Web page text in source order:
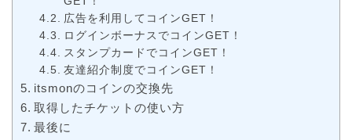
広告を利用してコインGET！
ログインボーナスでコインGET！
スタンプカードでコインGET！
友達紹介制度でコインGET！
itsmonのコインの交換先
取得したチケットの使い方
最後に